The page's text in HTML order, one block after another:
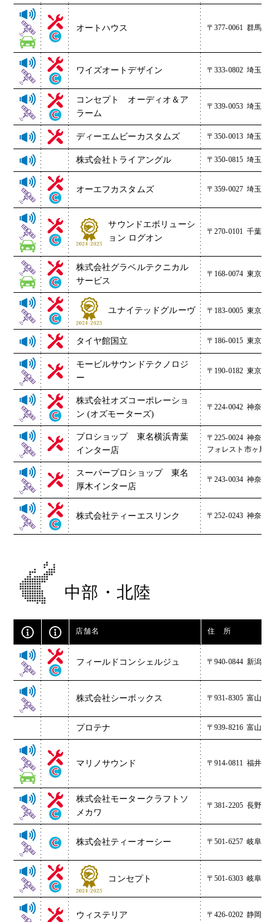
オートハウス 〒377-0061 群馬県
ワイズオートデザイン 〒333-0802 埼玉県
コンセプト オーディオ＆ア
ラーム
〒339-0053 埼玉県
ディーエムビーカスタムズ 〒350-0013 埼玉県
株式会社トライアングル 〒350-0815 埼玉県
オーエフカスタムズ 〒359-0027 埼玉県
サウンドエボリューシ
ョン ログオン
〒270-0101 千葉県
株式会社グラベルテクニカル
サービス
〒168-0074 東京都
ユナイテッドグルーヴ 〒183-0005 東京都
タイヤ館国立 〒186-0015 東京都
モービルサウンドテクノロジ
ー
〒190-0182 東京都
株式会社オズコーポレーショ
ン (オズモーターズ)
〒224-0042 神奈川
プロショップ 東名横浜青葉
インター店
〒225-0024 神奈川
フォレスト市ヶ尾１
スーパープロショップ 東名
厚木インター店
〒243-0034 神奈川
株式会社ティーエスリンク 〒252-0243 神奈川
中部・北陸
店舗名 住 所
フィールドコンシェルジュ 〒940-0844 新潟県
株式会社シーボックス 〒931-8305 富山県
プロテナ 〒939-8216 富山県
マリノサウンド 〒914-0811 福井県
株式会社モータークラフトソ
メカワ
〒381-2205 長野県
株式会社ティーオーシー 〒501-6257 岐阜県
コンセプト 〒501-6303 岐阜県
ウィステリア 〒426-0202 静岡県